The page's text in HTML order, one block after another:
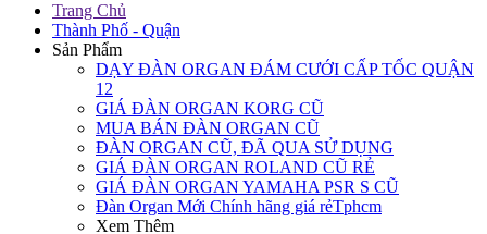
Trang Chủ
Thành Phố - Quận
Sản Phẩm
DẠY ĐÀN ORGAN ĐÁM CƯỚI CẤP TỐC QUẬN
12
GIÁ ĐÀN ORGAN KORG CŨ
MUA BÁN ĐÀN ORGAN CŨ
ĐÀN ORGAN CŨ, ĐÃ QUA SỬ DỤNG
GIÁ ĐÀN ORGAN ROLAND CŨ RẺ
GIÁ ĐÀN ORGAN YAMAHA PSR S CŨ
Đàn Organ Mới Chính hãng giá rẻTphcm
Xem Thêm